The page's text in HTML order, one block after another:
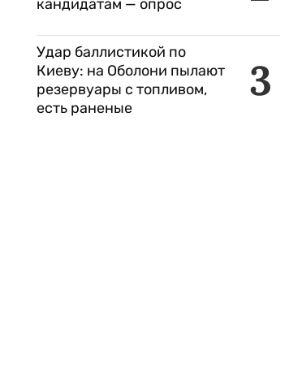
кандидатам — опрос
3
Удар баллистикой по
Киеву: на Оболони пылают
резервуары с топливом,
есть раненые